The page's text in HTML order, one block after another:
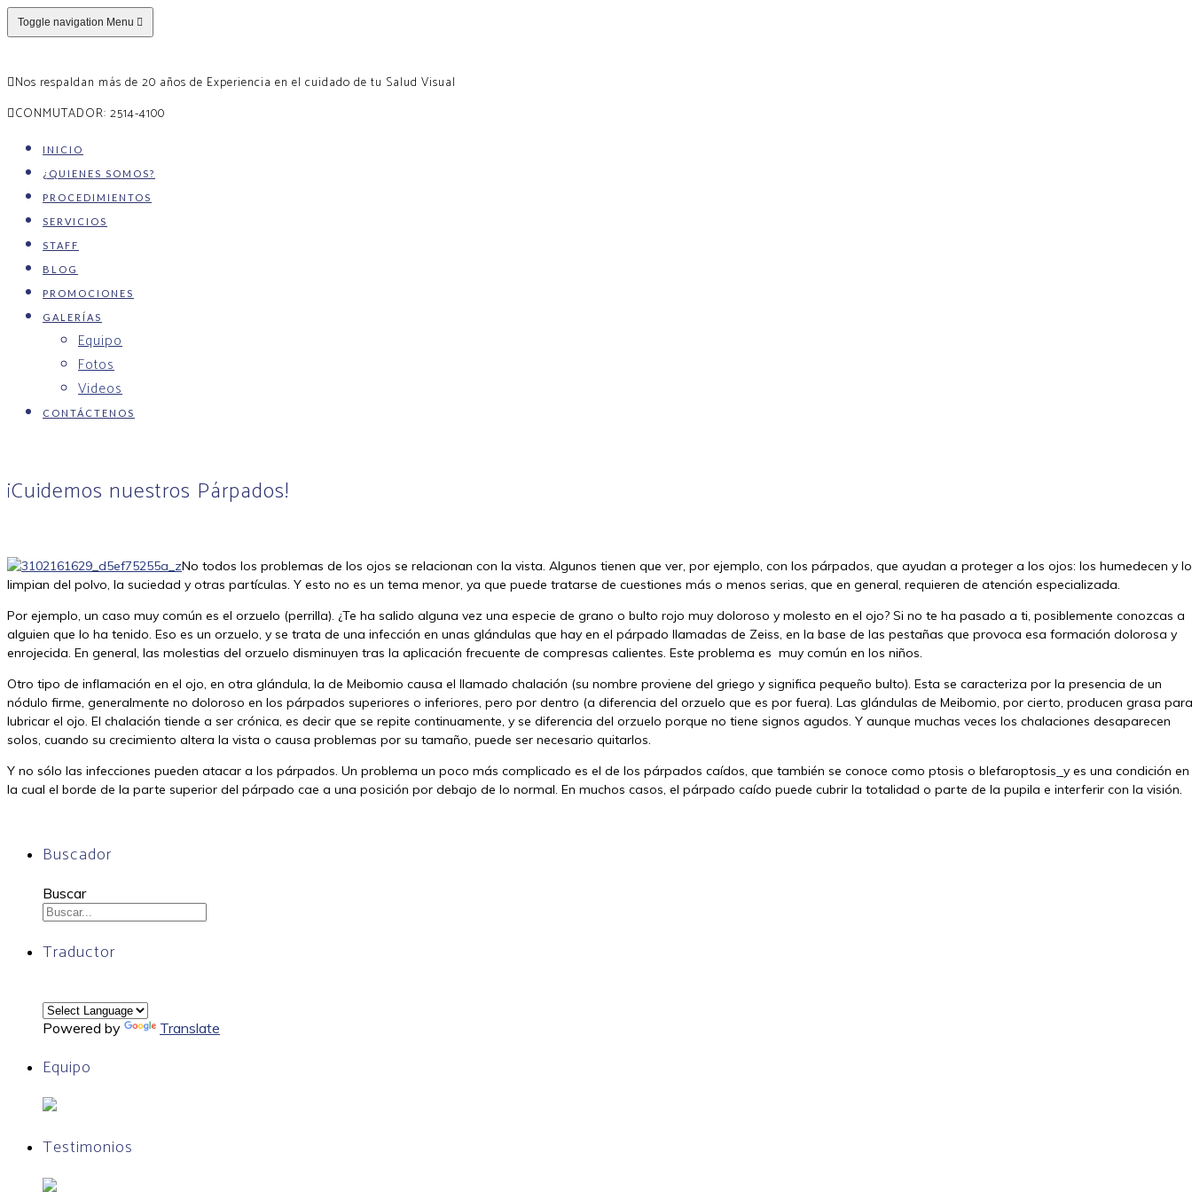
Toggle navigation Menu
Nos respaldan más de 20 años de Experiencia en el cuidado de tu Salud Visual
CONMUTADOR: 2514-4100
INICIO
¿QUIENES SOMOS?
PROCEDIMIENTOS
SERVICIOS
STAFF
BLOG
PROMOCIONES
GALERÍAS
Equipo
Fotos
Videos
CONTÁCTENOS
¡Cuidemos nuestros Párpados!
No todos los problemas de los ojos se relacionan con la vista. Algunos tienen que ver, por ejemplo, con los párpados, que ayudan a proteger a los ojos: los humedecen y
limpian del polvo, la suciedad y otras partículas. Y esto no es un tema menor, ya que puede tratarse de cuestiones más o menos serias, que en general, requieren de atención especializada.
Por ejemplo, un caso muy común es el orzuelo (perrilla). ¿Te ha salido alguna vez una especie de grano o bulto rojo muy doloroso y molesto en el ojo? Si no te ha pasado a ti, posiblemente conozcas a
alguien que lo ha tenido. Eso es un orzuelo, y se trata de una infección en unas glándulas que hay en el párpado llamadas de Zeiss, en la base de las pestañas que provoca esa formación dolorosa y
enrojecida. En general, las molestias del orzuelo disminuyen tras la aplicación frecuente de compresas calientes. Este problema es muy común en los niños.
Otro tipo de inflamación en el ojo, en otra glándula, la de Meibomio causa el llamado chalación (su nombre proviene del griego y significa pequeño bulto). Esta se caracteriza por la presencia de un
nódulo firme, generalmente no doloroso en los párpados superiores o inferiores, pero por dentro (a diferencia del orzuelo que es por fuera). Las glándulas de Meibomio, por cierto, producen grasa para
lubricar el ojo. El chalación tiende a ser crónica, es decir que se repite continuamente, y se diferencia del orzuelo porque no tiene signos agudos. Y aunque muchas veces los chalaciones desaparecen
solos, cuando su crecimiento altera la vista o causa problemas por su tamaño, puede ser necesario quitarlos.
Y no sólo las infecciones pueden atacar a los párpados. Un problema un poco más complicado es el de los párpados caídos, que también se conoce como ptosis o blefaroptosis y es una condición en
la cual el borde de la parte superior del párpado cae a una posición por debajo de lo normal. En muchos casos, el párpado caído puede cubrir la totalidad o parte de la pupila e interferir con la visión.
Buscador
Buscar
Traductor
Powered by Translate
Equipo
Testimonios